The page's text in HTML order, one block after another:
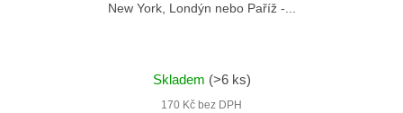
New York, Londýn nebo Paříž -...
Skladem (>6 ks)
170 Kč bez DPH